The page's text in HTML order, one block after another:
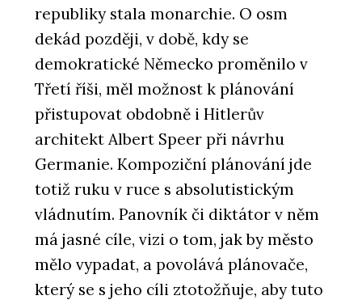
republiky stala monarchie. O osm
dekád později, v době, kdy se
demokratické Německo proměnilo v
Třetí říši, měl možnost k plánování
přistupovat obdobně i Hitlerův
architekt Albert Speer při návrhu
Germanie. Kompoziční plánování jde
totiž ruku v ruce s absolutistickým
vládnutím. Panovník či diktátor v něm
má jasné cíle, vizi o tom, jak by město
mělo vypadat, a povolává plánovače,
který se s jeho cíli ztotožňuje, aby tuto